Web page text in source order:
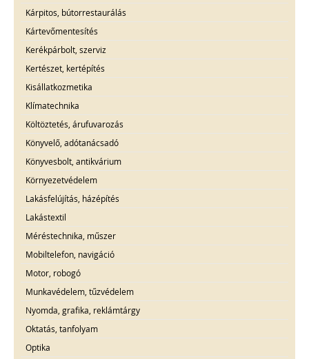
Kárpitos, bútorrestaurálás
Kártevőmentesítés
Kerékpárbolt, szerviz
Kertészet, kertépítés
Kisállatkozmetika
Klímatechnika
Költöztetés, árufuvarozás
Könyvelő, adótanácsadó
Könyvesbolt, antikvárium
Környezetvédelem
Lakásfelújítás, házépítés
Lakástextil
Méréstechnika, műszer
Mobiltelefon, navigáció
Motor, robogó
Munkavédelem, tűzvédelem
Nyomda, grafika, reklámtárgy
Oktatás, tanfolyam
Optika